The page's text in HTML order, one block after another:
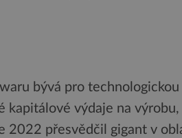
bývá pro
kapitálové výdaje na
2022 přesvědčil gigant v